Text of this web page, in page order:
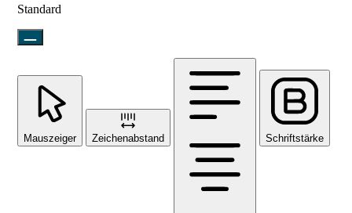
Standard
Mauszeiger Zeichenabstand Schriftstärke